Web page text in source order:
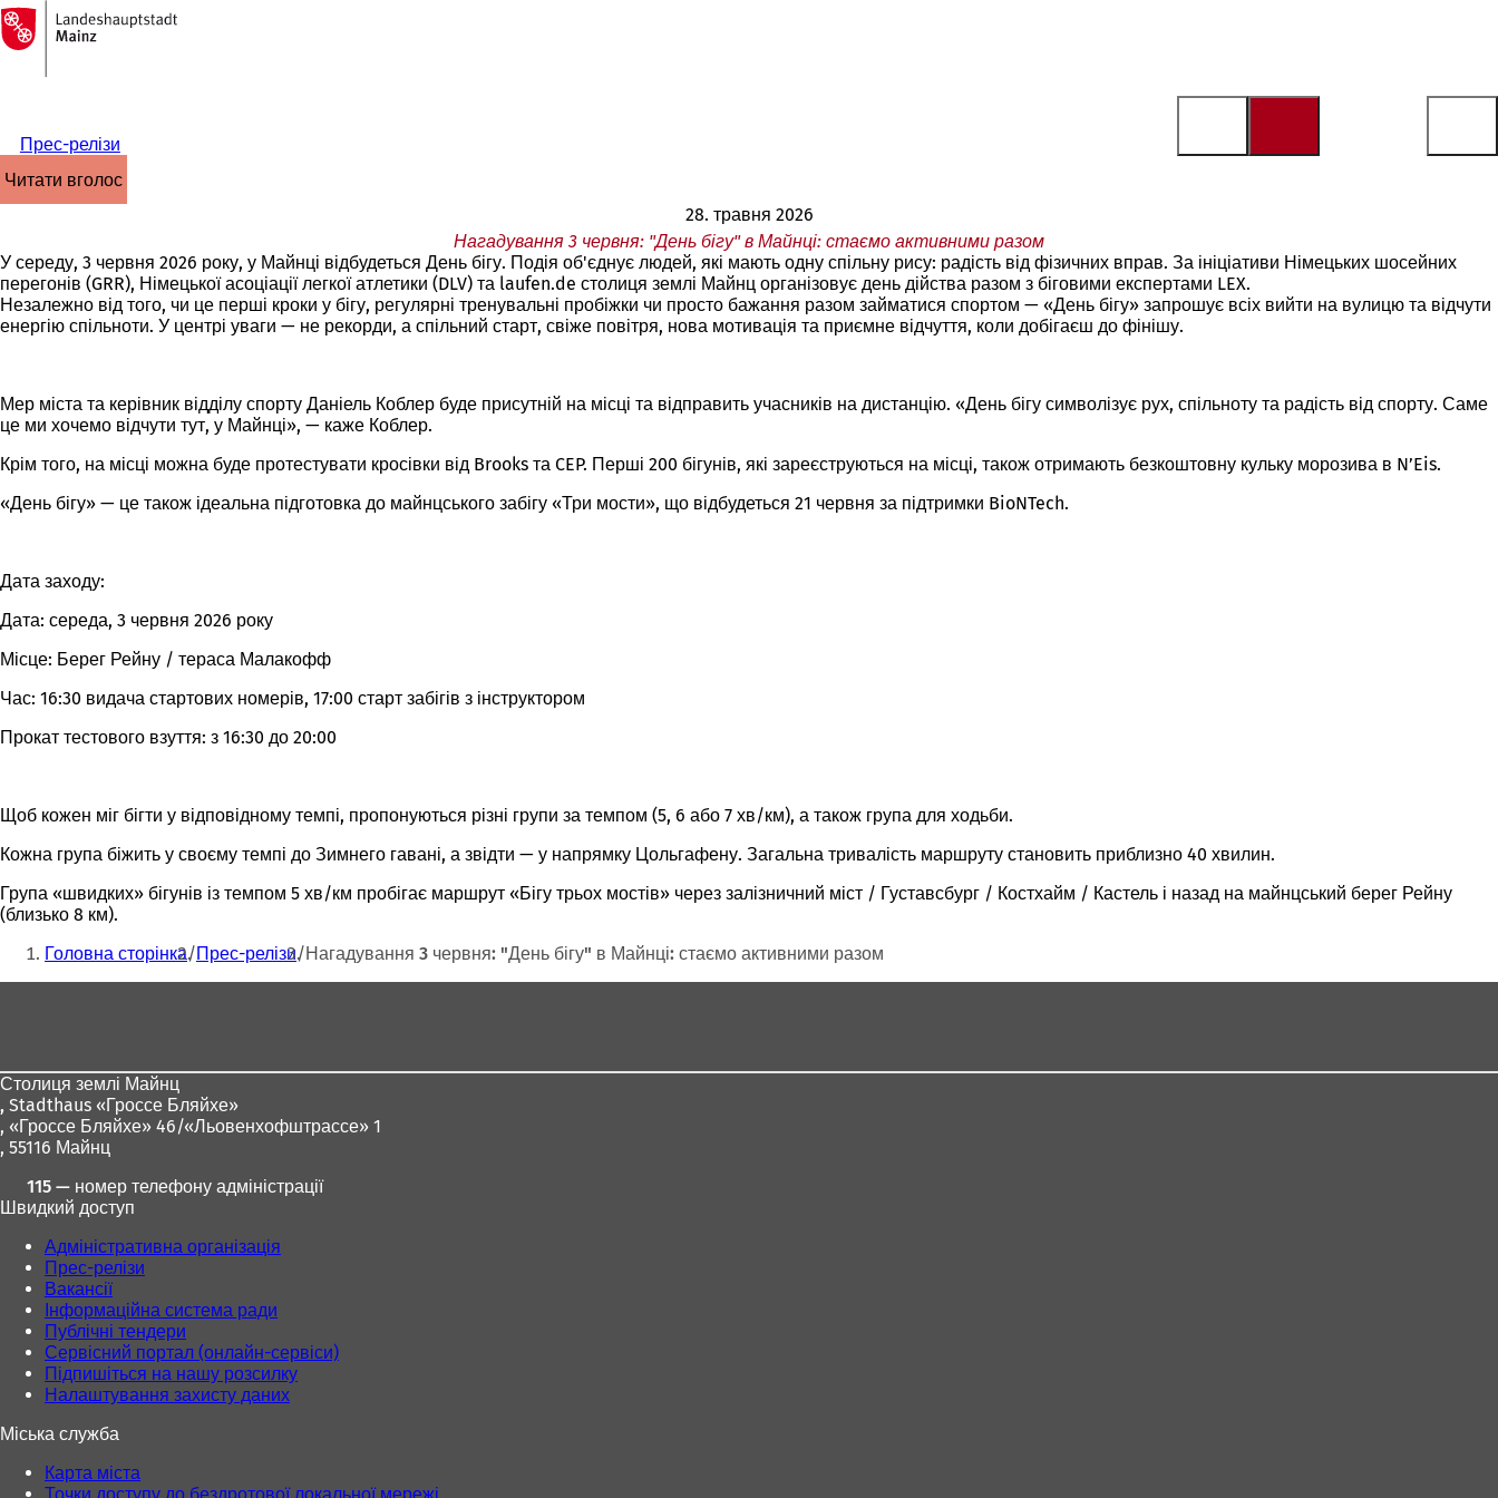
Перейти до змісту
На
головну
сторінку
Прес-релізи
читати вголос
28. травня 2026
Нагадування 3 червня: "День бігу" в Майнці: стаємо активними разом
У середу, 3 червня 2026 року, у Майнці відбудеться День бігу. Подія об'єднує людей, які мають одну спільну рису: радість від фізичних вправ. За ініціативи Німецьких шосейних
перегонів (GRR), Німецької асоціації легкої атлетики (DLV) та laufen.de столиця землі Майнц організовує день дійства разом з біговими експертами LEX.
Незалежно від того, чи це перші кроки у бігу, регулярні тренувальні пробіжки чи просто бажання разом займатися спортом — «День бігу» запрошує всіх вийти на вулицю та відчути
енергію спільноти. У центрі уваги — не рекорди, а спільний старт, свіже повітря, нова мотивація та приємне відчуття, коли добігаєш до фінішу.
Мер міста та керівник відділу спорту Даніель Коблер буде присутній на місці та відправить учасників на дистанцію. «День бігу символізує рух, спільноту та радість від спорту. Саме
це ми хочемо відчути тут, у Майнці», — каже Коблер.
Крім того, на місці можна буде протестувати кросівки від Brooks та CEP. Перші 200 бігунів, які зареєструються на місці, також отримають безкоштовну кульку морозива в N’Eis.
«День бігу» — це також ідеальна підготовка до майнцського забігу «Три мости», що відбудеться 21 червня за підтримки BioNTech.
Дата заходу:
Дата: середа, 3 червня 2026 року
Місце: Берег Рейну / тераса Малакофф
Час: 16:30 видача стартових номерів, 17:00 старт забігів з інструктором
Прокат тестового взуття: з 16:30 до 20:00
Щоб кожен міг бігти у відповідному темпі, пропонуються різні групи за темпом (5, 6 або 7 хв/км), а також група для ходьби.
Кожна група біжить у своєму темпі до Зимнего гавані, а звідти — у напрямку Цольгафену. Загальна тривалість маршруту становить приблизно 40 хвилин.
Група «швидких» бігунів із темпом 5 хв/км пробігає маршрут «Бігу трьох мостів» через залізничний міст / Густавсбург / Костхайм / Кастель і назад на майнцський берег Рейну
(близько 8 км).
Ти
тут:
Головна сторінка Прес-релізи Нагадування 3 червня: "День бігу" в Майнці: стаємо активними разом
Столиця землі Майнц
, Stadthaus «Гроссе Бляйхе»
, «Гроссе Бляйхе» 46/«Льовенхофштрассе» 1
, 55116 Майнц
115 — номер телефону адміністрації
Швидкий доступ
Адміністративна організація
Прес-релізи
Вакансії
Інформаційна система ради
Публічні тендери
Сервісний портал (онлайн-сервіси)
Підпишіться на нашу розсилку
Налаштування захисту даних
Міська служба
Карта міста